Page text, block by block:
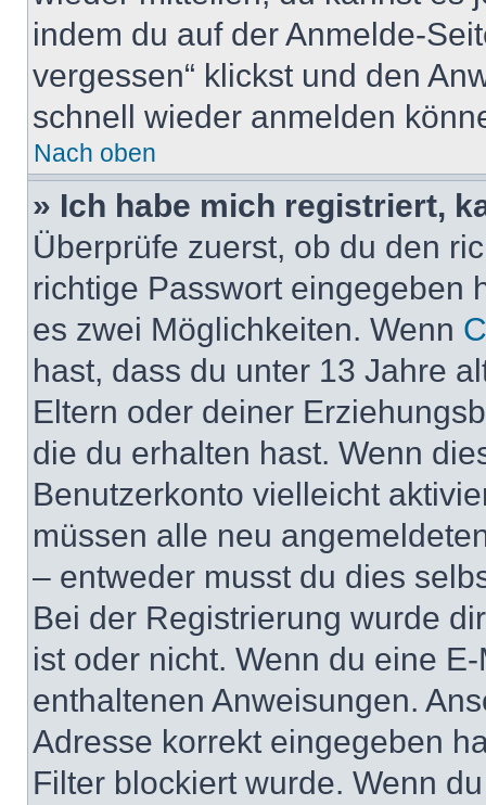
indem du auf der Anmelde-
vergessen“ klickst und den
schnell wieder anmelden
Nach oben
» Ich habe mich registriert,
Überprüfe zuerst, ob du den
richtige Passwort eingegeben
es zwei Möglichkeiten. Wenn
hast, dass du unter 13 Jahre
Eltern oder deiner
die du erhalten hast. Wenn
Benutzerkonto vielleicht
müssen alle neu
– entweder musst du dies
Bei der Registrierung wurde
ist oder nicht. Wenn du eine
enthaltenen Anweisungen.
Adresse korrekt eingegeben
Filter blockiert wurde. Wenn